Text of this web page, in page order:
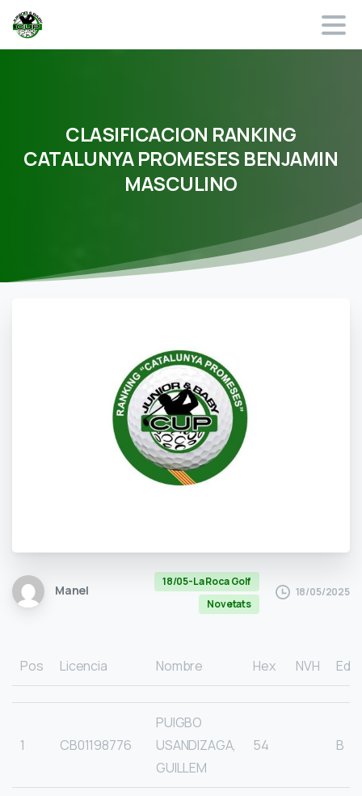
CLASIFICACION RANKING
CATALUNYA PROMESES BENJAMIN
MASCULINO
Manel
18/05-La Roca Golf
Novetats
18/05/2025
Pos Licencia Nombre Hex NVH
1 CB01198776
PUIGBO
USANDIZAGA,
GUILLEM
54 B